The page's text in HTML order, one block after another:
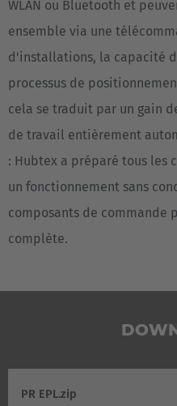
Nederlands
Österreich
Deutsch
Polska
Polski
Türkiye
Türkçe
WLAN ou Bluetooth et
ensemble via une
d'installations, la capacité
processus de
cela se traduit par un gain
de travail entièrement
: Hubtex a préparé tous les
un fonctionnement sans
composants de commande
complète.
PR EPL.zip